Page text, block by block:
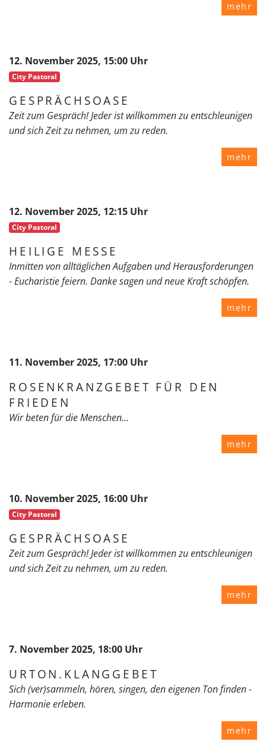
mehr
12. November 2025, 15:00 Uhr
City Pastoral
GESPRÄCHSOASE
Zeit zum Gespräch! Jeder ist willkommen zu entschleunigen
und sich Zeit zu nehmen, um zu reden.
mehr
12. November 2025, 12:15 Uhr
City Pastoral
HEILIGE MESSE
Inmitten von alltäglichen Aufgaben und Herausforderungen
- Eucharistie feiern. Danke sagen und neue Kraft schöpfen.
mehr
11. November 2025, 17:00 Uhr
ROSENKRANZGEBET FÜR DEN
FRIEDEN
Wir beten für die Menschen...
mehr
10. November 2025, 16:00 Uhr
City Pastoral
GESPRÄCHSOASE
Zeit zum Gespräch! Jeder ist willkommen zu entschleunigen
und sich Zeit zu nehmen, um zu reden.
mehr
7. November 2025, 18:00 Uhr
URTON.KLANGGEBET
Sich (ver)sammeln, hören, singen, den eigenen Ton finden -
Harmonie erleben.
mehr